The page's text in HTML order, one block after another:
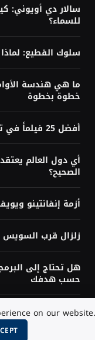
سالار دي أويوني:
للسماء؟
سلوك القطيع:
خطوة بخطوة
أفضل 25 فيلماً في تاريخ IMDb حسب تقييم الجمهور 2026
أي دول العالم
الصحيح؟
أزمة إنفانتينو
زلزال قرب
هل تحتاج إلى
حسب هدفك
كيف تتعلم الذكاء
كاملة للمبتدئين
on our website.